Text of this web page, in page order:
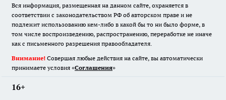
Вся информация, размещенная на данном сайте, охраняется в
соответствии с законодательством РФ об авторском праве и не
подлежит использованию кем-либо в какой бы то ни было форме, в
том числе воспроизведению, распространению, переработке не иначе
как с письменного разрешения правообладателя.
Внимание! Совершая любые действия на сайте, вы автоматически
принимаете условия «Cоглашения»
16+